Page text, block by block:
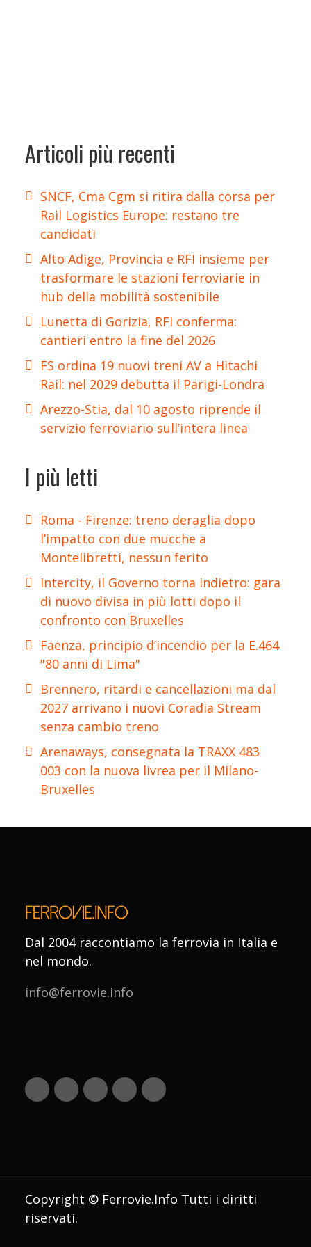
Articoli più recenti
SNCF, Cma Cgm si ritira dalla corsa per
Rail Logistics Europe: restano tre
candidati
Alto Adige, Provincia e RFI insieme per
trasformare le stazioni ferroviarie in
hub della mobilità sostenibile
Lunetta di Gorizia, RFI conferma:
cantieri entro la fine del 2026
FS ordina 19 nuovi treni AV a Hitachi
Rail: nel 2029 debutta il Parigi-Londra
Arezzo-Stia, dal 10 agosto riprende il
servizio ferroviario sull’intera linea
I più letti
Roma - Firenze: treno deraglia dopo
l’impatto con due mucche a
Montelibretti, nessun ferito
Intercity, il Governo torna indietro: gara
di nuovo divisa in più lotti dopo il
confronto con Bruxelles
Faenza, principio d’incendio per la E.464
"80 anni di Lima"
Brennero, ritardi e cancellazioni ma dal
2027 arrivano i nuovi Coradia Stream
senza cambio treno
Arenaways, consegnata la TRAXX 483
003 con la nuova livrea per il Milano-
Bruxelles
Dal 2004 raccontiamo la ferrovia in Italia e
nel mondo.
info@ferrovie.info
Copyright © Ferrovie.Info Tutti i diritti
riservati.